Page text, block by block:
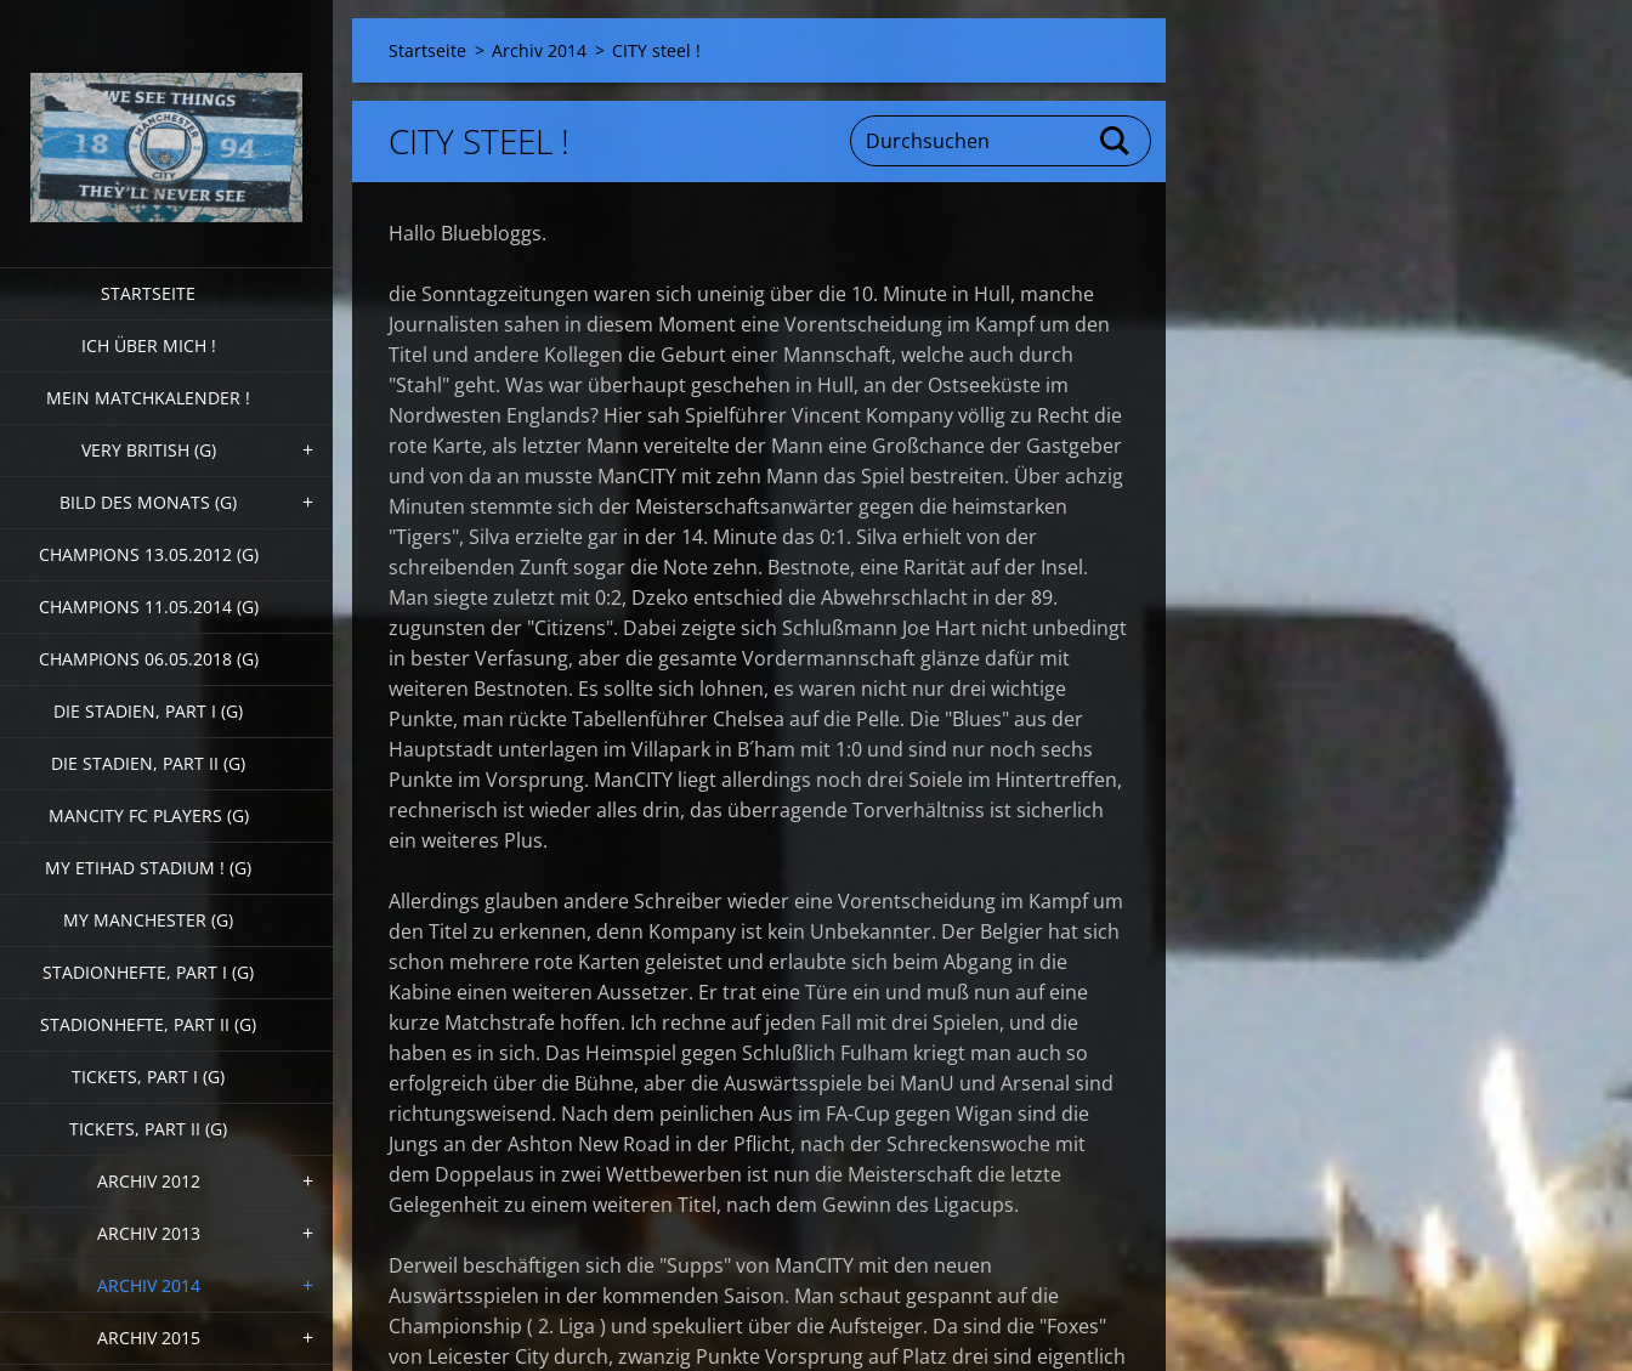
STARTSEITE
ICH ÜBER MICH !
MEIN MATCHKALENDER !
VERY BRITISH (G)
BILD DES MONATS (G)
CHAMPIONS 13.05.2012 (G)
CHAMPIONS 11.05.2014 (G)
CHAMPIONS 06.05.2018 (G)
DIE STADIEN, PART I (G)
DIE STADIEN, PART II (G)
MANCITY FC PLAYERS (G)
MY ETIHAD STADIUM ! (G)
MY MANCHESTER (G)
STADIONHEFTE, PART I (G)
STADIONHEFTE, PART II (G)
TICKETS, PART I (G)
TICKETS, PART II (G)
ARCHIV 2012
ARCHIV 2013
ARCHIV 2014
ARCHIV 2015
Startseite > Archiv 2014 > CITY steel !
CITY STEEL !
Hallo Bluebloggs.
die Sonntagzeitungen waren sich uneinig über die 10. Minute in Hull, manche
Journalisten sahen in diesem Moment eine Vorentscheidung im Kampf um den
Titel und andere Kollegen die Geburt einer Mannschaft, welche auch durch
"Stahl" geht. Was war überhaupt geschehen in Hull, an der Ostseeküste im
Nordwesten Englands? Hier sah Spielführer Vincent Kompany völlig zu Recht die
rote Karte, als letzter Mann vereitelte der Mann eine Großchance der Gastgeber
und von da an musste ManCITY mit zehn Mann das Spiel bestreiten. Über achzig
Minuten stemmte sich der Meisterschaftsanwärter gegen die heimstarken
"Tigers", Silva erzielte gar in der 14. Minute das 0:1. Silva erhielt von der
schreibenden Zunft sogar die Note zehn. Bestnote, eine Rarität auf der Insel.
Man siegte zuletzt mit 0:2, Dzeko entschied die Abwehrschlacht in der 89.
zugunsten der "Citizens". Dabei zeigte sich Schlußmann Joe Hart nicht unbedingt
in bester Verfasung, aber die gesamte Vordermannschaft glänze dafür mit
weiteren Bestnoten. Es sollte sich lohnen, es waren nicht nur drei wichtige
Punkte, man rückte Tabellenführer Chelsea auf die Pelle. Die "Blues" aus der
Hauptstadt unterlagen im Villapark in B´ham mit 1:0 und sind nur noch sechs
Punkte im Vorsprung. ManCITY liegt allerdings noch drei Soiele im Hintertreffen,
rechnerisch ist wieder alles drin, das überragende Torverhältniss ist sicherlich
ein weiteres Plus.
Allerdings glauben andere Schreiber wieder eine Vorentscheidung im Kampf um
den Titel zu erkennen, denn Kompany ist kein Unbekannter. Der Belgier hat sich
schon mehrere rote Karten geleistet und erlaubte sich beim Abgang in die
Kabine einen weiteren Aussetzer. Er trat eine Türe ein und muß nun auf eine
kurze Matchstrafe hoffen. Ich rechne auf jeden Fall mit drei Spielen, und die
haben es in sich. Das Heimspiel gegen Schlußlich Fulham kriegt man auch so
erfolgreich über die Bühne, aber die Auswärtsspiele bei ManU und Arsenal sind
richtungsweisend. Nach dem peinlichen Aus im FA-Cup gegen Wigan sind die
Jungs an der Ashton New Road in der Pflicht, nach der Schreckenswoche mit
dem Doppelaus in zwei Wettbewerben ist nun die Meisterschaft die letzte
Gelegenheit zu einem weiteren Titel, nach dem Gewinn des Ligacups.
Derweil beschäftigen sich die "Supps" von ManCITY mit den neuen
Auswärtsspielen in der kommenden Saison. Man schaut gespannt auf die
Championship ( 2. Liga ) und spekuliert über die Aufsteiger. Da sind die "Foxes"
von Leicester City durch, zwanzig Punkte Vorsprung auf Platz drei sind eigentlich